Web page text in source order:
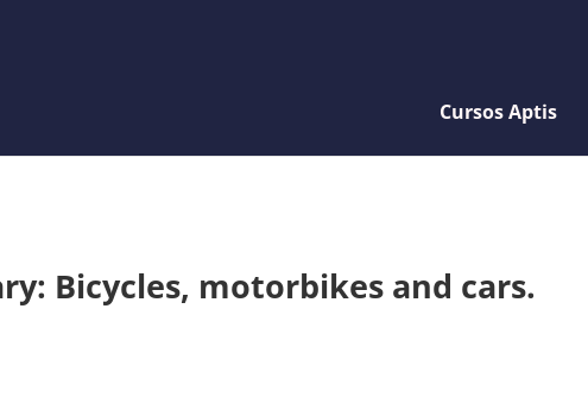
Cursos Aptis
Bicycles, motorbikes and cars.